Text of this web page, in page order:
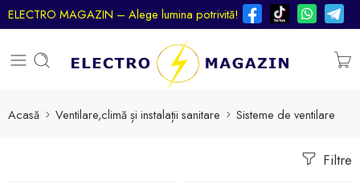
ELECTRO MAGAZIN – Alege lumina potrivită!
Acasă Ventilare,climă și instalații sanitare Sisteme de ventilare
Filtre